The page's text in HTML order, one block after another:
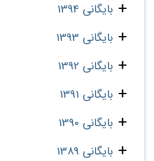
بایگانی 1394
بایگانی 1393
بایگانی 1392
بایگانی 1391
بایگانی 1390
بایگانی 1389